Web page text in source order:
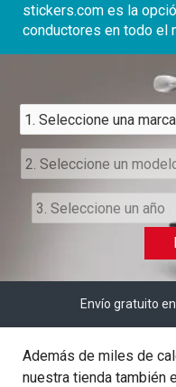
stickers.com es la
conductores en todo el
Envío gratuito
Además de miles de
nuestra tienda también